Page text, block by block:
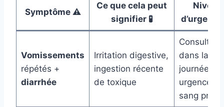
Symptôme ⚠️
Ce que cela peut
signifier 🧪
Niveau
Vomissements
répétés +
diarrhée
Irritation digestive,
ingestion récente
de toxique
Consulter
dans la
journée, en
urgence si
sang